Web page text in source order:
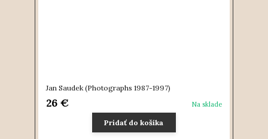
Jan Saudek (Photographs 1987-1997)
26 € Na sklade
Pridať do košíka